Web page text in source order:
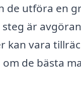
de utföra en
är
vara
de bästa